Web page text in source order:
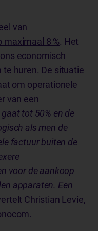
van
maximaal 8 %. Het
economisch
te huren. De situatie
om operationele
van een
tot 50% en de
als men de
factuur buiten de
voor de aankoop
apparaten. Een
Christian Levie,